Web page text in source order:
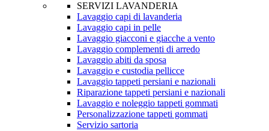
SERVIZI LAVANDERIA
Lavaggio capi di lavanderia
Lavaggio capi in pelle
Lavaggio giacconi e giacche a vento
Lavaggio complementi di arredo
Lavaggio abiti da sposa
Lavaggio e custodia pellicce
Lavaggio tappeti persiani e nazionali
Riparazione tappeti persiani e nazionali
Lavaggio e noleggio tappeti gommati
Personalizzazione tappeti gommati
Servizio sartoria